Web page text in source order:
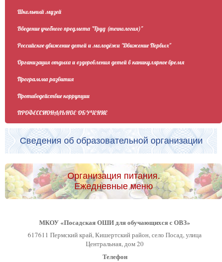
Школьный музей
Введение учебного предмета "Труд (технология)"
Российское движение детей и молодёжи "Движение Первых"
Организация отдыха и оздоровления детей в каникулярное время
Программа развития
Противодействие коррупции
ПРОФЕССИОНАЛЬНОЕ ОБУЧЕНИЕ
Сведения об образовательной организации
Организация питания.
Ежедневные меню
МКОУ «Посадская ОШИ для обучающихся с ОВЗ»
617611 Пермский край, Кишертский район, село Посад, улица
Центральная, дом 20
Телефон